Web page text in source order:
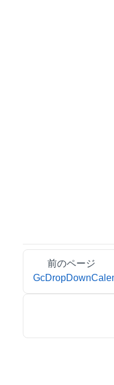
前のページ